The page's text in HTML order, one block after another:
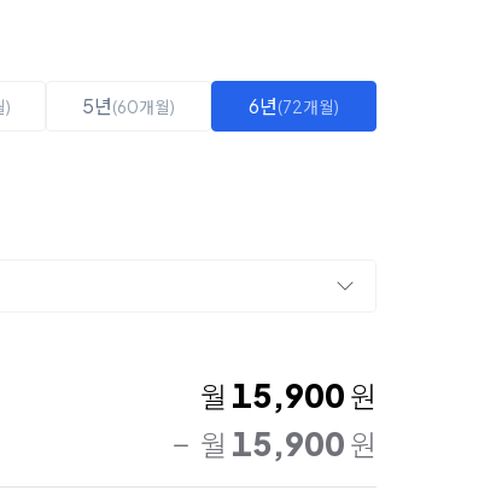
) 5년(60개월) 6년(72개월)
월 15,900 원
월 15,900 원